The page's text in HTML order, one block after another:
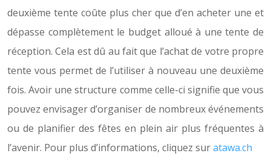
deuxième tente coûte plus cher que d’en acheter une et
dépasse complètement le budget alloué à une tente de
réception. Cela est dû au fait que l’achat de votre propre
tente vous permet de l’utiliser à nouveau une deuxième
fois. Avoir une structure comme celle-ci signifie que vous
pouvez envisager d’organiser de nombreux événements
ou de planifier des fêtes en plein air plus fréquentes à
l’avenir. Pour plus d’informations, cliquez suratawa.ch